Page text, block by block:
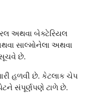
અથવા બેક્ટેરિયલ
સાલ્મોનેલા અથવા
છે.
હળવી છે. કેટલાક ચેપ
સંપૂર્ણપણે ટાળે છે.